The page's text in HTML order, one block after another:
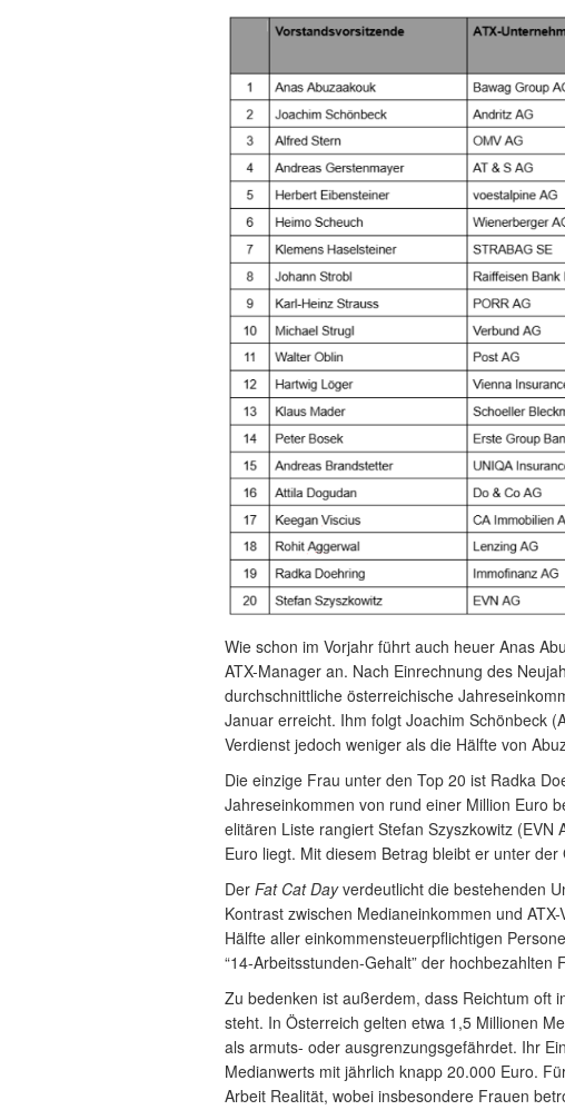
Wie schon im Vorjahr führt auch heuer Anas
ATX-Manager an. Nach Einrechnung des
durchschnittliche österreichische
Januar erreicht. Ihm folgt Joachim Schönbeck
Verdienst jedoch weniger als die Hälfte von
Die einzige Frau unter den Top 20 ist Radka
Jahreseinkommen von rund einer Million Euro
elitären Liste rangiert Stefan Szyszkowitz
Euro liegt. Mit diesem Betrag bleibt er unter
Der Fat Cat Dayverdeutlicht die bestehenden
Kontrast zwischen Medianeinkommen und
Hälfte aller einkommensteuerpflichtigen
“14-Arbeitsstunden-Gehalt” der hochbezahlten
Zu bedenken ist außerdem, dass Reichtum oft
steht. In Österreich gelten etwa 1,5 Millionen
als armuts- oder ausgrenzungsgefährdet. Ihr
Medianwerts mit jährlich knapp 20.000 Euro.
Arbeit Realität, wobei insbesondere Frauen